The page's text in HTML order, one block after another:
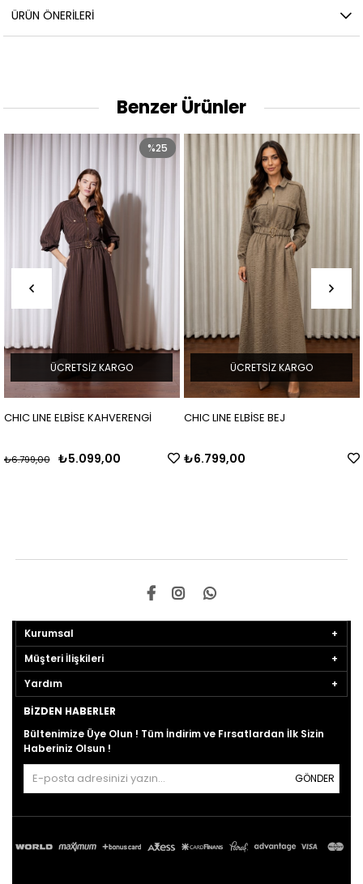
ÜRÜN ÖNERILERI
Benzer Ürünler
CHIC LINE ELBİSE KAHVERENGİ
₺5.099,00
₺6.799,00
%25
ÜCRETSIZ KARGO
CHIC LINE ELBİSE BEJ
₺6.799,00
ÜCRETSIZ KARGO
Kurumsal
Müşteri İlişkileri
Yardım
BIZDEN HABERLER
Bültenimize Üye Olun ! Tüm İndirim ve Fırsatlardan İlk Sizin
Haberiniz Olsun !
GÖNDER